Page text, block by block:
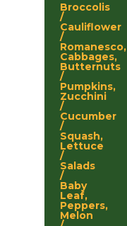
Broccolis
/
Cauliflower
/
Romanesco,
Cabbages,
Butternuts
/
Pumpkins,
Zucchini
/
Cucumber
/
Squash,
Lettuce
/
Salads
/
Baby
Leaf,
Peppers,
Melon